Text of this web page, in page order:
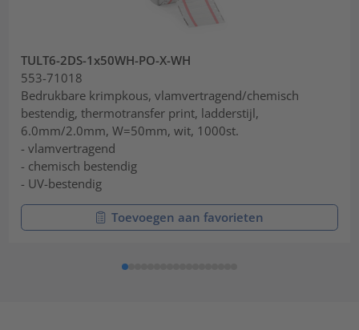
TULT6-2DS-1x50WH-PO-X-WH
553-71018
Bedrukbare krimpkous, vlamvertragend/chemisch
bestendig, thermotransfer print, ladderstijl,
6.0mm/2.0mm, W=50mm, wit, 1000st.
- vlamvertragend
- chemisch bestendig
- UV-bestendig
Toevoegen aan favorieten